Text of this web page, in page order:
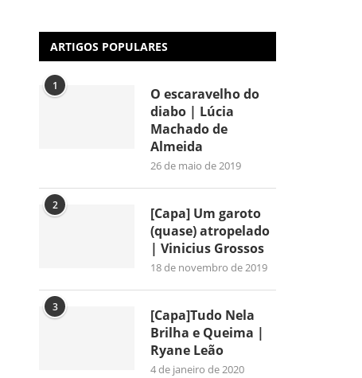
ARTIGOS POPULARES
1
O escaravelho do
diabo | Lúcia
Machado de
Almeida
26 de maio de 2019
2
[Capa] Um garoto
(quase) atropelado
| Vinicius Grossos
18 de novembro de 2019
3
[Capa]Tudo Nela
Brilha e Queima |
Ryane Leão
4 de janeiro de 2020